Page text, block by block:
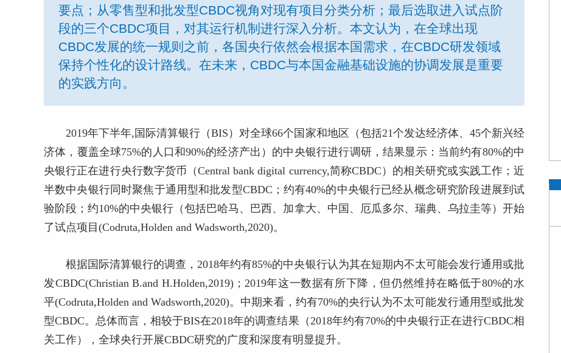
要点；从零售型和批发型CBDC视角对现有项目分类分析；最后选取进入试点阶
段的三个CBDC项目，对其运行机制进行深入分析。本文认为，在全球出现
CBDC发展的统一规则之前，各国央行依然会根据本国需求，在CBDC研发领域
保持个性化的设计路线。在未来，CBDC与本国金融基础设施的协调发展是重要
的实践方向。
2019年下半年,国际清算银行（BIS）对全球66个国家和地区（包括21个发达经济体、45个新兴经
济体，覆盖全球75%的人口和90%的经济产出）的中央银行进行调研，结果显示：当前约有80%的中
央银行正在进行央行数字货币（Central bank digital currency,简称CBDC）的相关研究或实践工作；近
半数中央银行同时聚焦于通用型和批发型CBDC；约有40%的中央银行已经从概念研究阶段进展到试
验阶段；约10%的中央银行（包括巴哈马、巴西、加拿大、中国、厄瓜多尔、瑞典、乌拉圭等）开始
了试点项目(Codruta,Holden and Wadsworth,2020)。
根据国际清算银行的调查，2018年约有85%的中央银行认为其在短期内不太可能会发行通用或批
发CBDC(Christian B.and H.Holden,2019)；2019年这一数据有所下降，但仍然维持在略低于80%的水
平(Codruta,Holden and Wadsworth,2020)。中期来看，约有70%的央行认为不太可能发行通用型或批发
型CBDC。总体而言，相较于BIS在2018年的调查结果（2018年约有70%的中央银行正在进行CBDC相
关工作），全球央行开展CBDC研究的广度和深度有明显提升。